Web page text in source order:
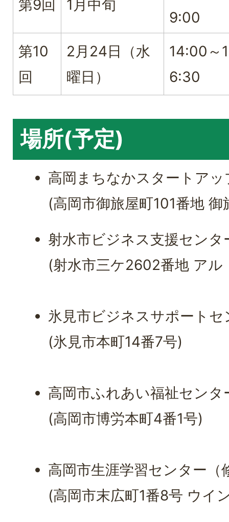
第9回 1月中旬
9:00
第10
回
2月24日（水
曜日）
14:00～1
6:30
場所(予定)
高岡まちなかスタートアッ
(高岡市御旅屋町101番地
射水市ビジネス支援セン
(射水市三ケ2602番地 アル
氷見市ビジネスサポート
(氷見市本町14番7号)
高岡市ふれあい福祉センタ
(高岡市博労本町4番1号)
高岡市生涯学習センター（
(高岡市末広町1番8号 ウイ